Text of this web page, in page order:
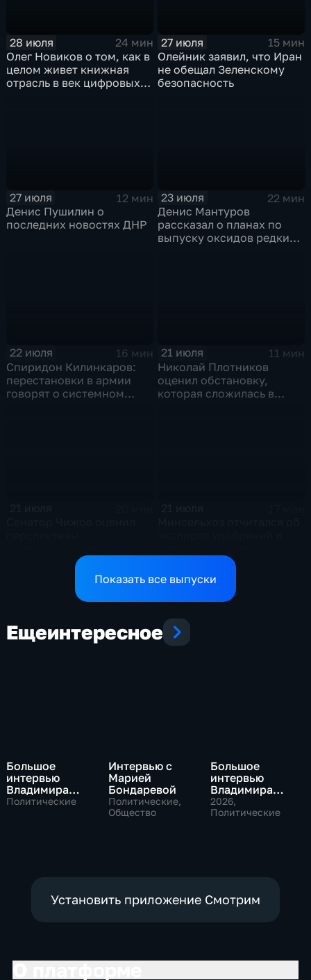
28 июля
24 мин
Олег Новиков о том, как в
целом живет книжная
отрасль в век цифровых
27 июля
15 мин
Олейник заявил, что Иран
не обещал Зеленскому
безопасность
27 июля
12 мин
Денис Пушилин о
последних новостях ДНР
23 июля
22 мин
Денис Мантуров
рассказал о планах по
выпуску оксидов редких
22 июля
16 мин
Спиридон Килинкаров:
перестановки в армии
говорят о системном
21 июля
11 мин
Николай Плотников
оценил обстановку,
которая сложилась в
конфликтов на Ближнем
Востоке и диалог с
аграриев топливом
Показать все выпуски
Ещеинтересное
Большое
интервью
Владимира
Путина Сергею
Политические
Интервью с
Марией
Бондаревой
Политические,
Общество
Большое
интервью
Владимира
Соловьева
Роджеру
2026,
Политические
Установить приложение Смотрим